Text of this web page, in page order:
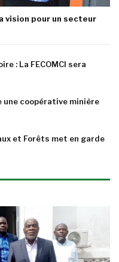
vision pour un secteur
: La FECOMCI sera
une coopérative minière
et Forêts met en garde